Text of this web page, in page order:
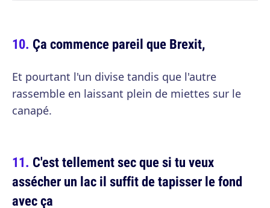
Ça commence pareil que Brexit,
Et pourtant l'un divise tandis que l'autre
rassemble en laissant plein de miettes sur le
canapé.
C'est tellement sec que si tu veux
assécher un lac il suffit de tapisser le fond
avec ça